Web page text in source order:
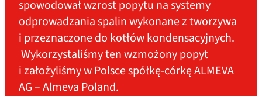
spowodował wzrost popytu na systemy
odprowadzania spalin wykonane z tworzywa
i przeznaczone do kotłów kondensacyjnych.
Wykorzystaliśmy ten wzmożony popyt
i założyliśmy w Polsce spółkę-córkę ALMEVA
AG – Almeva Poland.